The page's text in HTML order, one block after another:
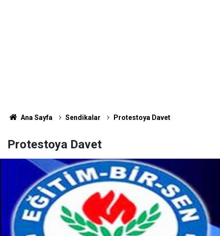
Ana Sayfa Sendikalar Protestoya Davet
Protestoya Davet